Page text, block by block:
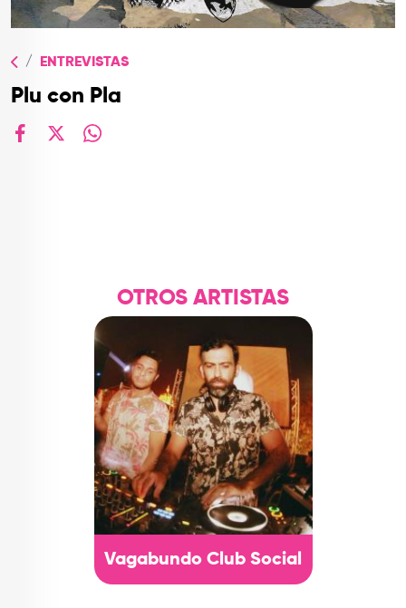
TOP
ENTREVISTAS
Plu con Pla
OTROS ARTISTAS
Vagabundo Club Social